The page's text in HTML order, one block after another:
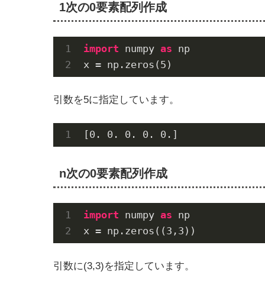
1次の0要素配列作成
import numpy as np
x = np.zeros( 5 )
引数を5に指定しています。
[0. 0. 0. 0. 0.]
n次の0要素配列作成
import numpy as np
x = np.zeros(( 3 , 3 ))
引数に(3,3)を指定しています。